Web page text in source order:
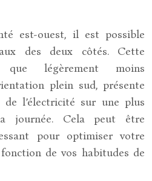
est-ouest, il est possible
des deux côtés. Cette
que légèrement moins
plein sud, présente
de l’électricité sur une plus
journée. Cela peut être
pour optimiser votre
de vos habitudes de